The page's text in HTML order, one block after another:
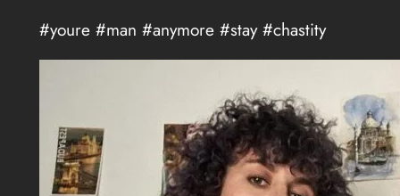
#youre #man #anymore #stay #chastity